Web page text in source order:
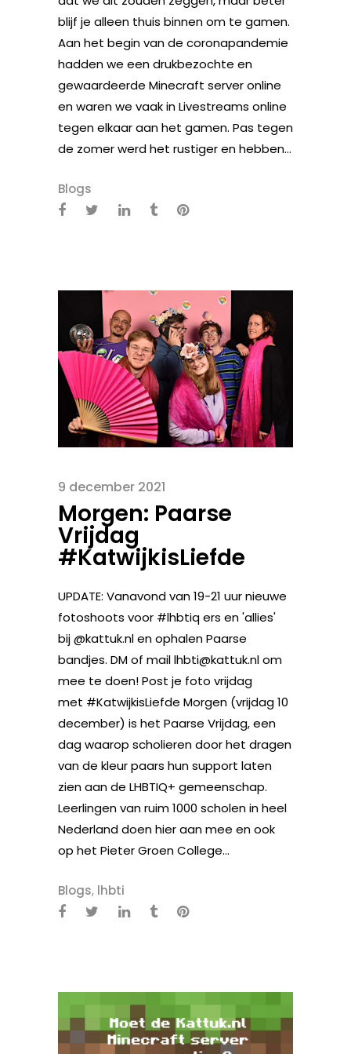
blijf je alleen thuis binnen om te gamen.
Aan het begin van de coronapandemie
hadden we een drukbezochte en
gewaardeerde Minecraft server online
en waren we vaak in Livestreams online
tegen elkaar aan het gamen. Pas tegen
de zomer werd het rustiger en hebben...
Blogs
9 december 2021
Morgen: Paarse
Vrijdag
#KatwijkisLiefde
UPDATE: Vanavond van 19-21 uur nieuwe
fotoshoots voor #lhbtiq ers en 'allies'
bij @kattuk.nl en ophalen Paarse
bandjes. DM of mail lhbti@kattuk.nl om
mee te doen! Post je foto vrijdag
met #KatwijkisLiefde Morgen (vrijdag 10
december) is het Paarse Vrijdag, een
dag waarop scholieren door het dragen
van de kleur paars hun support laten
zien aan de LHBTIQ+ gemeenschap.
Leerlingen van ruim 1000 scholen in heel
Nederland doen hier aan mee en ook
op het Pieter Groen College...
Blogs, lhbti